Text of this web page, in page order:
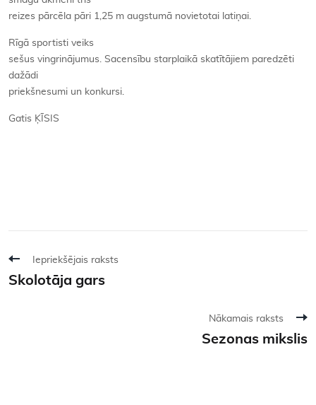
reizes pārcēla pāri 1,25 m augstumā novietotai latiņai.
Rīgā sportisti veiks
sešus vingrinājumus. Sacensību starplaikā skatītājiem paredzēti
dažādi
priekšnesumi un konkursi.
Gatis ĶĪSIS
Iepriekšējais raksts
Skolotāja gars
Nākamais raksts
Sezonas mikslis